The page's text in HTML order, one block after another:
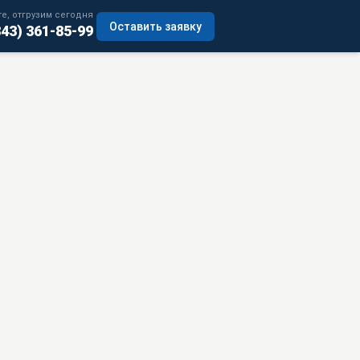
отгрузим сегодня
361-85-99 Оставить заявку